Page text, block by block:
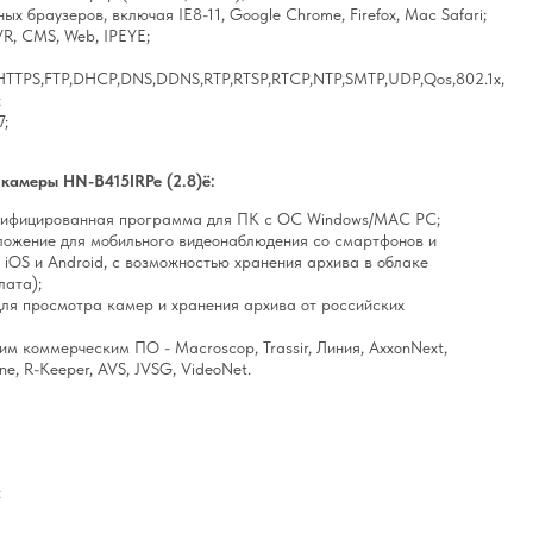
браузеров, включая IE8-11, Google Chrome, Firefox, Mac Safari;
CMS, Web, IPEYE;
HN-B415IRPe (2.8)ё:
программа для ПК с ОС Windows/MAC PC;
для мобильного видеонаблюдения со смартфонов и
и Android, с возможностью хранения архива в облаке
просмотра камер и хранения архива от российских
коммерческим ПО - Macroscop, Trassir, Линия, AxxonNext,
R-Keeper, AVS, JVSG, VideoNet.